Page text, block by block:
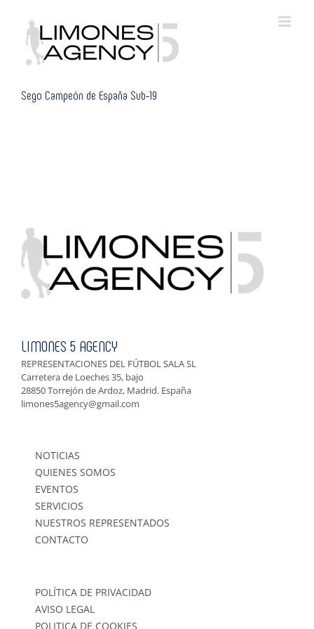
content
Sego Campeón de España Sub-19
LIMONES 5 AGENCY
REPRESENTACIONES DEL FÚTBOL SALA SL
Carretera de Loeches 35, bajo
28850 Torrejón de Ardoz, Madrid. España
limones5agency@gmail.com
NOTICIAS
QUIENES SOMOS
EVENTOS
SERVICIOS
NUESTROS REPRESENTADOS
CONTACTO
POLÍTICA DE PRIVACIDAD
AVISO LEGAL
POLITICA DE COOKIES